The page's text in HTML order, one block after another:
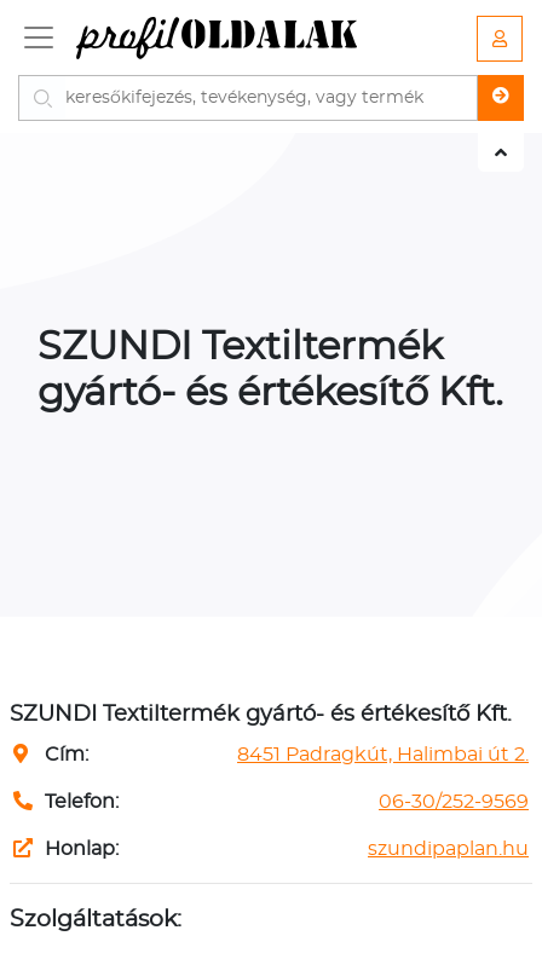
SZUNDI Textiltermék
gyártó- és értékesítő Kft.
SZUNDI Textiltermék gyártó- és értékesítő Kft.
Cím: 8451 Padragkút, Halimbai út 2.
Telefon: 06-30/252-9569
Honlap: szundipaplan.hu
Szolgáltatások: